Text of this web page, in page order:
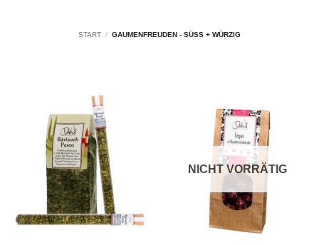
START / GAUMENFREUDEN - SÜSS + WÜRZIG
NICHT VORRÄTIG